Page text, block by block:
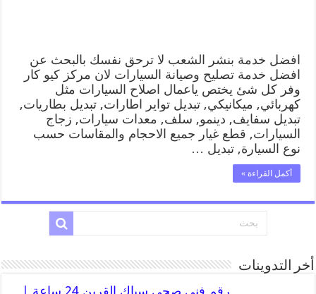
افضل خدمة بنشر الشعب لا ترحق نفسك بالبحث عن
افضل خدمة تصليح وصيانة السيارات لان مركز كيو كار
وفر كل شئ يختص ياعمال اصلاح السيارات مثل
كهربائي, ميكانيكي, تبديل تواير اطارات, تبديل بطاريات,
تبديل سفايف, دينمو, سلف, معدات سيارات, زجاج
السيارات, قطع غيار جميع الاحجام والمقاسات حسب
نوع السيارة, تبديل …
أكمل القراءة »
أخر التدوينات
رقم فني صحي سباك القرين 24 ساعة |